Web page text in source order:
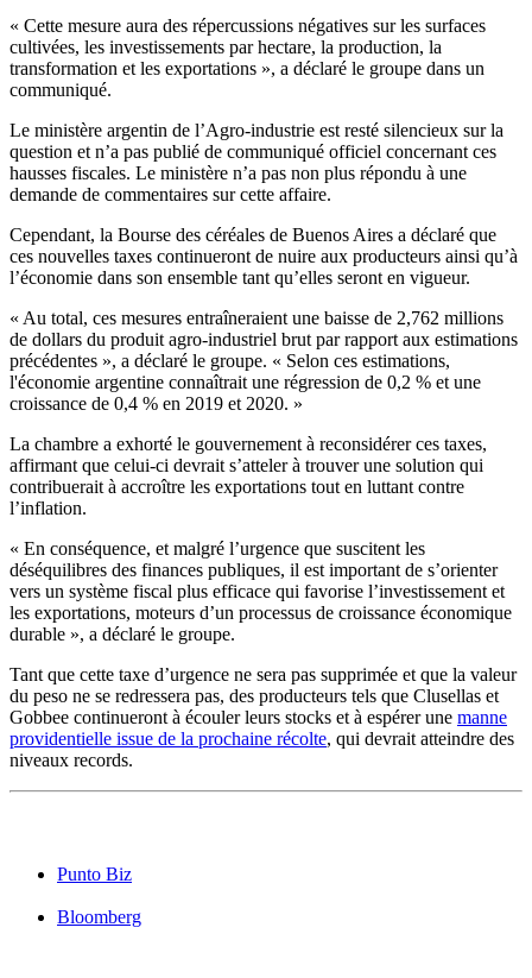
« Cette mesure aura des répercussions négatives sur les surfaces
cultivées, les investissements par hectare, la production, la
transformation et les exportations », a déclaré le groupe dans un
communiqué.
Le ministère argentin de l’Agro-industrie est resté silencieux sur la
question et n’a pas publié de communiqué officiel concernant ces
hausses fiscales. Le ministère n’a pas non plus répondu à une
demande de commentaires sur cette affaire.
Cependant, la Bourse des céréales de Buenos Aires a déclaré que
ces nouvelles taxes continueront de nuire aux producteurs ainsi qu’à
l’économie dans son ensemble tant qu’elles seront en vigueur.
« Au total, ces mesures entraîneraient une baisse de 2,762 millions
de dollars du produit agro-industriel brut par rapport aux estimations
précédentes », a déclaré le groupe. « Selon ces estimations,
l'économie argentine connaîtrait une régression de 0,2 % et une
croissance de 0,4 % en 2019 et 2020. »
La chambre a exhorté le gouvernement à reconsidérer ces taxes,
affirmant que celui-ci devrait s’atteler à trouver une solution qui
contribuerait à accroître les exportations tout en luttant contre
l’inflation.
« En conséquence, et malgré l’urgence que suscitent les
déséquilibres des finances publiques, il est important de s’orienter
vers un système fiscal plus efficace qui favorise l’investissement et
les exportations, moteurs d’un processus de croissance économique
durable », a déclaré le groupe.
Tant que cette taxe d’urgence ne sera pas supprimée et que la valeur
du peso ne se redressera pas, des producteurs tels que Clusellas et
Gobbee continueront à écouler leurs stocks et à espérer une manne
providentielle issue de la prochaine récolte, qui devrait atteindre des
niveaux records.
Punto Biz
Bloomberg